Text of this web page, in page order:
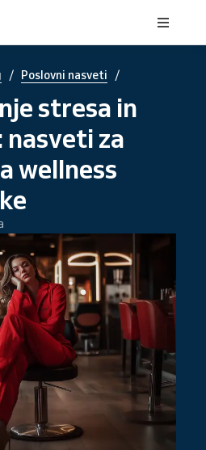
/ Poslovni nasveti /
stresa in
za
wellness